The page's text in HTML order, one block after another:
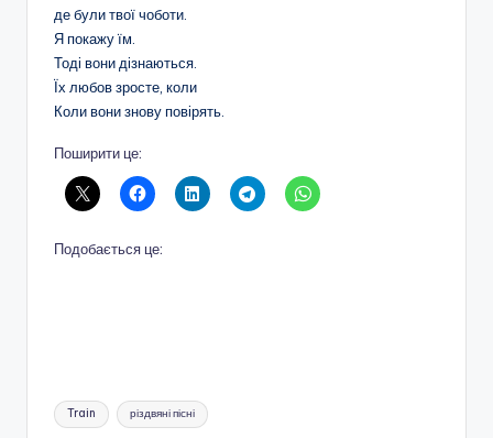
де були твої чоботи.
Я покажу їм.
Тоді вони дізнаються.
Їх любов зросте, коли
Коли вони знову повірять.
Поширити це:
Подобається це:
Позначки:
Train різдвяні пісні